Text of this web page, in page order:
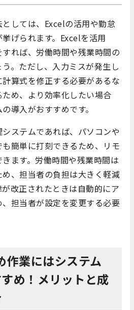
しては、Excelの活用や勤怠
げられます。Excelを活用
れば、労働時間や残業時間の
。ただし、入力ミスが発生し
算式を修正する必要があるな
め、より効率化したい場合
導入がおすすめです。
ステムであれば、パソコンや
簡単に打刻できるため、リモ
ます。労働時間や残業時間は
、担当者の負担は大きく軽減
改正されたときは自動的にア
担当者が設定を変更する必要
作業にはシステム
め！メリットと成